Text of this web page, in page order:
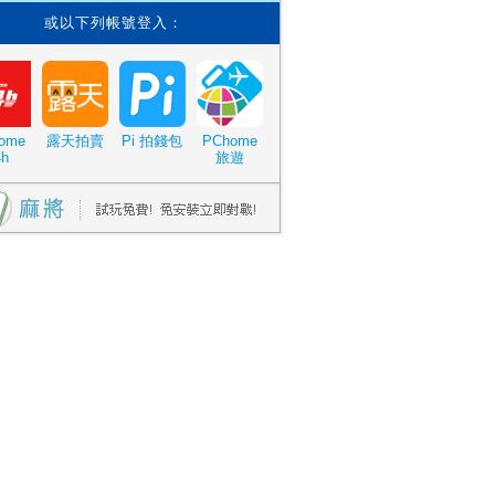
或以下列帳號登入：
露天拍賣 Pi 拍錢包
PChome
旅遊